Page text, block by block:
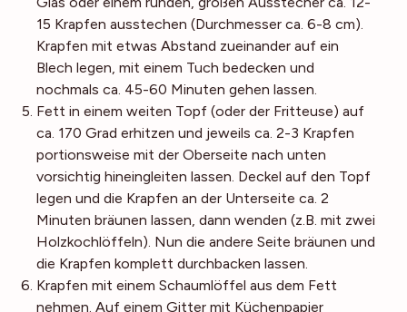
15 Krapfen ausstechen (Durchmesser ca. 6-8 cm).
Krapfen mit etwas Abstand zueinander auf ein
Blech legen, mit einem Tuch bedecken und
nochmals ca. 45-60 Minuten gehen lassen.
Fett in einem weiten Topf (oder der Fritteuse) auf
ca. 170 Grad erhitzen und jeweils ca. 2-3 Krapfen
portionsweise mit der Oberseite nach unten
vorsichtig hineingleiten lassen. Deckel auf den Topf
legen und die Krapfen an der Unterseite ca. 2
Minuten bräunen lassen, dann wenden (z.B. mit zwei
Holzkochlöffeln). Nun die andere Seite bräunen und
die Krapfen komplett durchbacken lassen.
Krapfen mit einem Schaumlöffel aus dem Fett
nehmen. Auf einem Gitter mit Küchenpapier